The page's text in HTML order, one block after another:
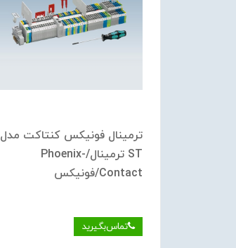
ترمینال فونیکس کنتاکت مدل
ST ترمینال/Phoenix-
Contact/فونیکس
تماس‌بگیرید